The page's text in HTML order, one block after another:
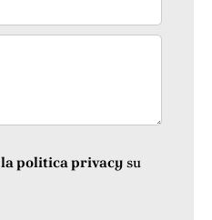
la politica privacysu